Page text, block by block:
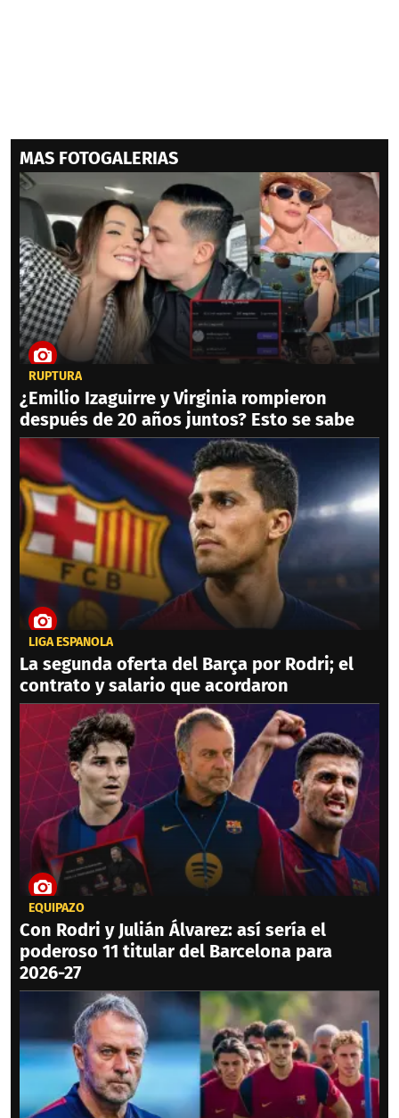
MAS FOTOGALERIAS
RUPTURA
¿Emilio Izaguirre y Virginia rompieron
después de 20 años juntos? Esto se sabe
LIGA ESPAÑOLA
La segunda oferta del Barça por Rodri; el
contrato y salario que acordaron
EQUIPAZO
Con Rodri y Julián Álvarez: así sería el
poderoso 11 titular del Barcelona para
2026-27